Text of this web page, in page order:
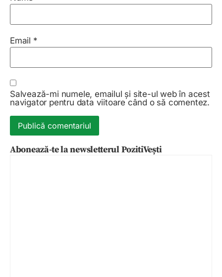
Email *
Salvează-mi numele, emailul și site-ul web în acest
navigator pentru data viitoare când o să comentez.
Abonează-te la newsletterul PozitiVești